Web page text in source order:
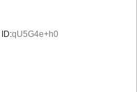
ID:qU5G4e+h0